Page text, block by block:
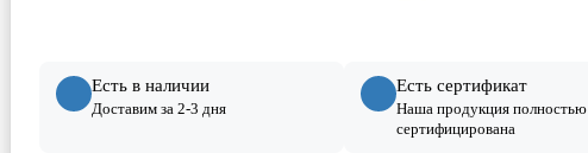
Есть в наличии
Доставим за 2-3 дня
Есть сертификат
Наша продукция полностью
сертифицирована